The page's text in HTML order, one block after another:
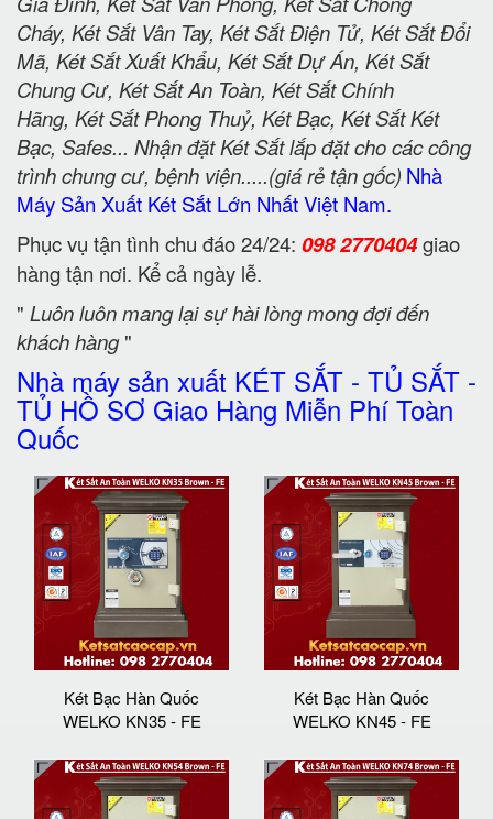
Cháy, Két Sắt Vân Tay, Két Sắt Điện Tử, Két Sắt Đổi
Mã, Két Sắt Xuất Khẩu, Két Sắt Dự Án, Két Sắt
Chung Cư, Két Sắt An Toàn, Két Sắt Chính
Hãng, Két Sắt Phong Thuỷ, Két Bạc, Két Sắt Két
Bạc, Safes... Nhận đặt Két Sắt lắp đặt cho các công
trình chung cư, bệnh viện.....(giá rẻ tận gốc) Nhà
Máy Sản Xuất Két Sắt Lớn Nhất Việt Nam.
Phục vụ tận tình chu đáo 24/24: 098 2770404giao
hàng tận nơi. Kể cả ngày lễ.
" Luôn luôn mang lại sự hài lòng mong đợi đến
khách hàng"
Nhà máy sản xuất KÉT SẮT - TỦ SẮT -
TỦ HỒ SƠ Giao Hàng Miễn Phí Toàn
Quốc
Két Bạc Hàn Quốc
WELKO KN35 - FE
Két Bạc Hàn Quốc
WELKO KN45 - FE